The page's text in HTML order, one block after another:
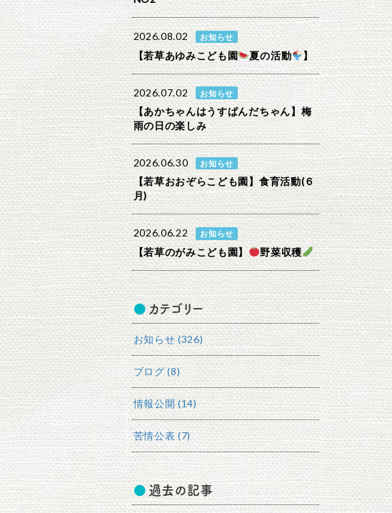
2026.08.02 お知らせ
【若草あゆみこども園 夏の活動 】
2026.07.02 お知らせ
【あかちゃんはうすぱんだちゃん】梅
雨の日の楽しみ
2026.06.30 お知らせ
【若草おおぞらこども園】食育活動(６
月)
2026.06.22 お知らせ
【若草のがみこども園】 野菜収穫
カテゴリー
お知らせ (326)
ブログ (8)
情報公開 (14)
苦情公表 (7)
過去の記事